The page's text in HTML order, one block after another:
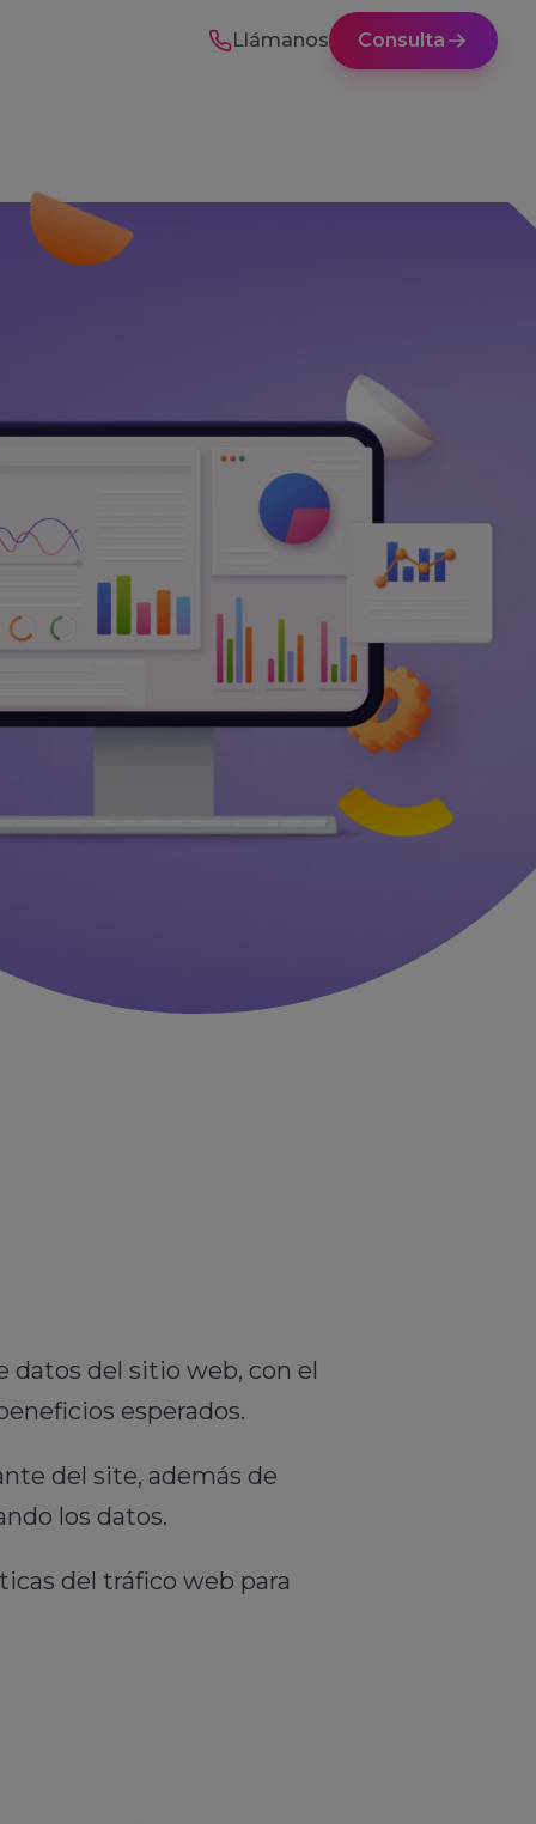
Llámanos Consulta
datos del sitio web, con el
esperados.
del site, además de
los datos.
del tráfico web para